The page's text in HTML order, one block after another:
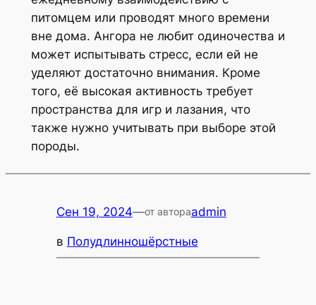
питомцем или проводят много времени
вне дома. Ангора не любит одиночества и
может испытывать стресс, если ей не
уделяют достаточно внимания. Кроме
того, её высокая активность требует
пространства для игр и лазания, что
также нужно учитывать при выборе этой
породы.
Сен 19, 2024—от автораadmin
в Полудлинношёрстные